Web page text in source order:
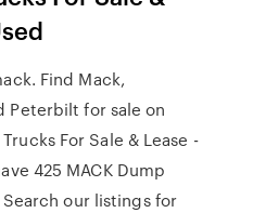
Find Mack,
Peterbilt for sale on
For Sale & Lease -
425 MACK Dump
Search our listings for